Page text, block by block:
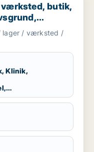
værksted, butik,
til salg i
Ø eller Esbjerg
lager / værksted /
Klinik,